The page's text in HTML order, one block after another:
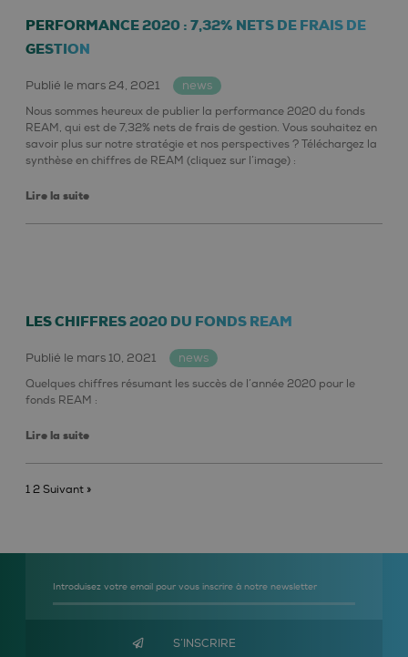
PERFORMANCE 2020 : 7,32% NETS DE FRAIS DE
GESTION
Publié le mars 24, 2021 news
Nous sommes heureux de publier la performance 2020 du fonds
REAM, qui est de 7,32% nets de frais de gestion. Vous souhaitez en
savoir plus sur notre stratégie et nos perspectives ? Téléchargez la
synthèse en chiffres de REAM (cliquez sur l’image) :
Lire la suite
LES CHIFFRES 2020 DU FONDS REAM
Publié le mars 10, 2021 news
Quelques chiffres résumant les succès de l’année 2020 pour le
fonds REAM :
Lire la suite
1 2 Suivant »